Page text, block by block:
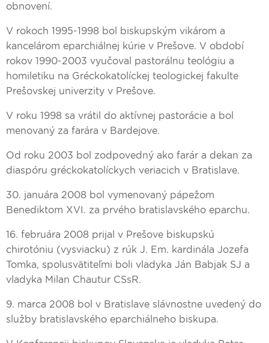
obnovení.
V rokoch 1995-1998 bol biskupským vikárom a
kancelárom eparchiálnej kúrie v Prešove. V období
rokov 1990-2003 vyučoval pastorálnu teológiu a
homiletiku na Gréckokatolíckej teologickej fakulte
Prešovskej univerzity v Prešove.
V roku 1998 sa vrátil do aktívnej pastorácie a bol
menovaný za farára v Bardejove.
Od roku 2003 bol zodpovedný ako farár a dekan za
diaspóru gréckokatolíckych veriacich v Bratislave.
30. januára 2008 bol vymenovaný pápežom
Benediktom XVI. za prvého bratislavského eparchu.
16. februára 2008 prijal v Prešove biskupskú
chirotóniu (vysviacku) z rúk J. Em. kardinála Jozefa
Tomka, spolusvätiteľmi boli vladyka Ján Babjak SJ a
vladyka Milan Chautur CSsR.
9. marca 2008 bol v Bratislave slávnostne uvedený do
služby bratislavského eparchiálneho biskupa.